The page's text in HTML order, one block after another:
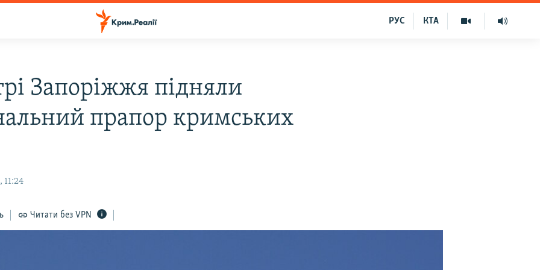
КТА
РУС
Запоріжжя підняли
прапор кримських
11:24
Читати без VPN